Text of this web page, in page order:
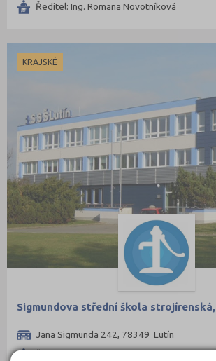
Ředitel: Ing. Romana Novotníková
KRAJSKÉ
Sigmundova střední škola
Jana Sigmunda 242, 78349 Lutín
Ředitel: Mgr. Pavel Michalík